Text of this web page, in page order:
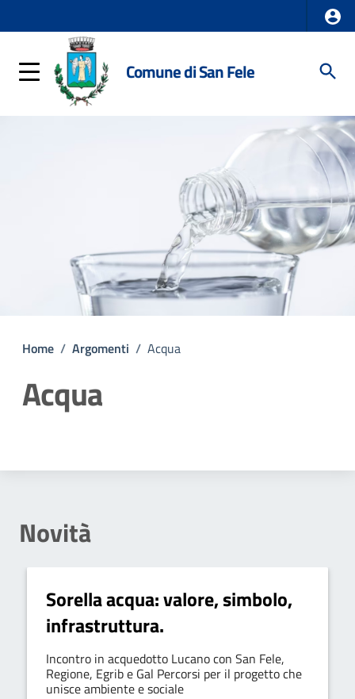
Comune di San Fele
Home / Argomenti / Acqua
Acqua
Novità
Sorella acqua: valore, simbolo,
infrastruttura.
Incontro in acquedotto Lucano con San Fele,
Regione, Egrib e Gal Percorsi per il progetto che
unisce ambiente e sociale